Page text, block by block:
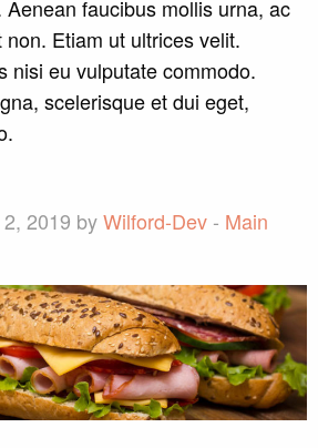
faucibus mollis urna, ac
Etiam ut ultrices velit.
nisi eu vulputate commodo.
scelerisque et dui eget,
2019 byWilford-Dev - Main